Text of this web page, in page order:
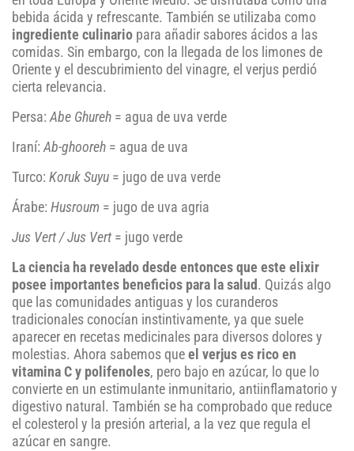
bebida ácida y refrescante. También se utilizaba como
ingrediente culinario para añadir sabores ácidos a las
comidas. Sin embargo, con la llegada de los limones de
Oriente y el descubrimiento del vinagre, el verjus perdió
cierta relevancia.
Persa:Abe Ghureh = agua de uva verde
Iraní:Ab-ghooreh = agua de uva
Turco: Koruk Suyu = jugo de uva verde
Árabe: Husroum = jugo de uva agria
Jus Vert / Jus Vert = jugo verde
La ciencia ha revelado desde entonces que este elixir
posee importantes beneficios para la salud . Quizás algo
que las comunidades antiguas y los curanderos
tradicionales conocían instintivamente, ya que suele
aparecer en recetas medicinales para diversos dolores y
molestias. Ahora sabemos que el verjus es rico en
vitamina C y polifenoles, pero bajo en azúcar, lo que lo
convierte en un estimulante inmunitario, antiinflamatorio y
digestivo natural. También se ha comprobado que reduce
el colesterol y la presión arterial, a la vez que regula el
azúcar en sangre.